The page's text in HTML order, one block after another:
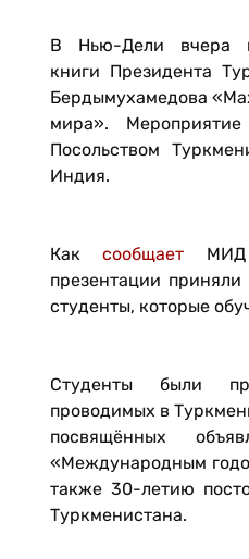
В Нью-Дели вчера
книги Президента
Бердымухамедова
мира».
Посольством
Индия.
Каксообщает МИД
презентации
студенты, которые
Студенты были
проводимых в
посвящённых
«Международным
также 30-летию
Туркменистана.